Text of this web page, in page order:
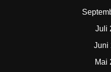
Juli
Juni
Mai